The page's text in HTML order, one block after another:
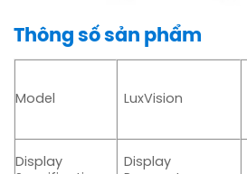
Thông số sản phẩm
Model LuxVision
Display
Display